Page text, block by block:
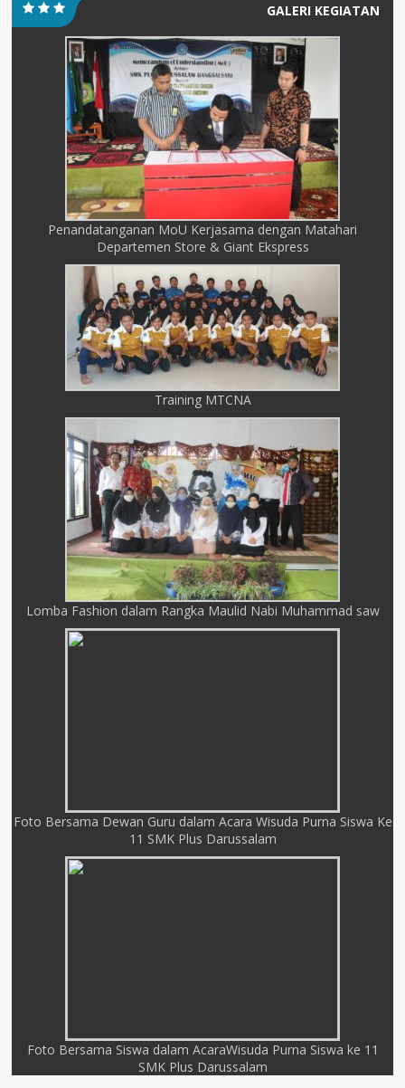
GALERI KEGIATAN
Penandatanganan MoU Kerjasama dengan Matahari
Departemen Store & Giant Ekspress
Training MTCNA
Lomba Fashion dalam Rangka Maulid Nabi Muhammad saw
Foto Bersama Dewan Guru dalam Acara Wisuda Purna Siswa Ke
11 SMK Plus Darussalam
Foto Bersama Siswa dalam AcaraWisuda Purna Siswa ke 11
SMK Plus Darussalam